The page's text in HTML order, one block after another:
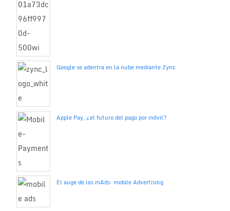
Google se adentra en la nube mediante Zync
Apple Pay, ¿el futuro del pago por móvil?
El auge de los mAds: mobile Advertising